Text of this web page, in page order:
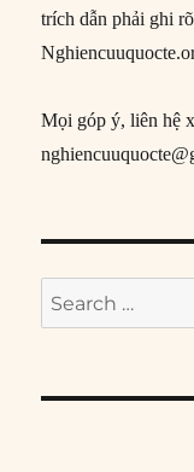
trích dẫn phải ghi
Mọi góp ý, liên hệ
Search
for: